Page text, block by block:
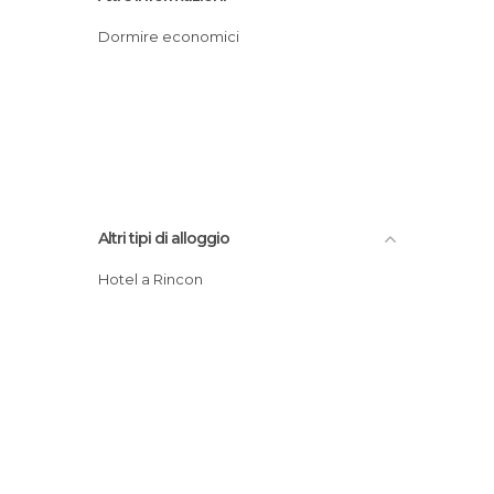
Dormire economici
Altri tipi di alloggio
Hotel a Rincon